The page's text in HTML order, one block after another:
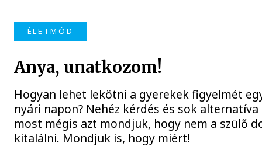
ÉLETMÓD
Anya, unatkozom!
Hogyan lehet lekötni a gyerekek figyelmét
nyári napon? Nehéz kérdés és sok
most mégis azt mondjuk, hogy nem a szülő
kitalálni. Mondjuk is, hogy miért!